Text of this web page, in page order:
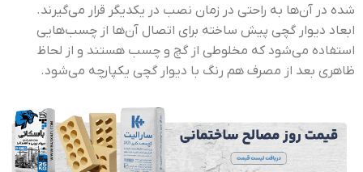
شده در آن‌ها به راحتی در زمان نصب در یکدیگر قرار می‌گیرند.
ابعاد دیوار گچی پیش ساخته برای اتصال آن‌ها از چسب‌هایی
استفاده می‌شود که مخلوطی از گچ و چسب هستند و از لحاظ
ظاهری بعد از مصرف هم رنگ با دیوار گچی یکپارچه می‌شود.